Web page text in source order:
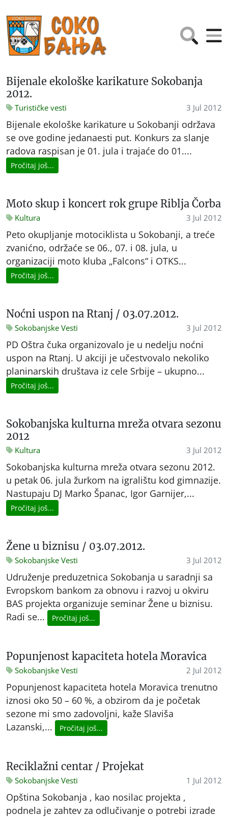
Bijenale ekološke karikature Sokobanja
2012.
Turističke vesti 3 Jul 2012
Bijenale ekološke karikature u Sokobanji održava
se ove godine jedanaesti put. Konkurs za slanje
radova raspisan je 01. jula i trajaće do 01....
Pročitaj još...
Moto skup i koncert rok grupe Riblja Čorba
Kultura 3 Jul 2012
Peto okupljanje motociklista u Sokobanji, a treće
zvanićno, održaće se 06., 07. i 08. jula, u
organizaciji moto kluba „Falcons“ i OTKS...
Pročitaj još...
Noćni uspon na Rtanj / 03.07.2012.
Sokobanjske Vesti 3 Jul 2012
PD Oštra čuka organizovalo je u nedelju noćni
uspon na Rtanj. U akciji je učestvovalo nekoliko
planinarskih društava iz cele Srbije – ukupno...
Pročitaj još...
Sokobanjska kulturna mreža otvara sezonu
2012
Kultura 3 Jul 2012
Sokobanjska kulturna mreža otvara sezonu 2012.
u petak 06. jula žurkom na igralištu kod gimnazije.
Nastupaju DJ Marko Španac, Igor Garnijer,...
Pročitaj još...
Žene u biznisu / 03.07.2012.
Sokobanjske Vesti 3 Jul 2012
Udruženje preduzetnica Sokobanja u saradnji sa
Evropskom bankom za obnovu i razvoj u okviru
BAS projekta organizuje seminar Žene u biznisu.
Radi se...
Pročitaj još...
Popunjenost kapaciteta hotela Moravica
Sokobanjske Vesti 2 Jul 2012
Popunjenost kapaciteta hotela Moravica trenutno
iznosi oko 50 – 60 %, a obzirom da je početak
sezone mi smo zadovoljni, kaže Slaviša
Lazanski,...
Pročitaj još...
Reciklažni centar / Projekat
Sokobanjske Vesti 1 Jul 2012
Opština Sokobanja , kao nosilac projekta ,
podnela je zahtev za odlučivanje o potrebi izrade